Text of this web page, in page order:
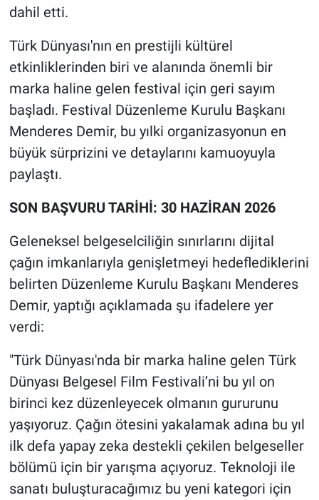
dahil etti.
​Türk Dünyası'nın en prestijli kültürel
etkinliklerinden biri ve alanında önemli bir
marka haline gelen festival için geri sayım
başladı. Festival Düzenleme Kurulu Başkanı
Menderes Demir, bu yılki organizasyonun en
büyük sürprizini ve detaylarını kamuoyuyla
paylaştı.
​SON BAŞVURU TARİHİ: 30 HAZİRAN 2026
​Geleneksel belgeselciliğin sınırlarını dijital
çağın imkanlarıyla genişletmeyi hedeflediklerini
belirten Düzenleme Kurulu Başkanı Menderes
Demir, yaptığı açıklamada şu ifadelere yer
verdi:
​"Türk Dünyası'nda bir marka haline gelen Türk
Dünyası Belgesel Film Festivali’ni bu yıl on
birinci kez düzenleyecek olmanın gururunu
yaşıyoruz. Çağın ötesini yakalamak adına bu yıl
ilk defa yapay zeka destekli çekilen belgeseller
bölümü için bir yarışma açıyoruz. Teknoloji ile
sanatı buluşturacağımız bu yeni kategori için